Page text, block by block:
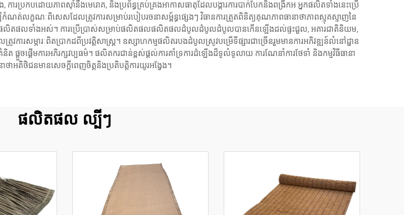
ប្រកបដោយភាពស៊ាំនឹងមេរោគ, និងប្រព័ន្ធគ្រប់គ្រងអាកាសធាតុដែលបង្ការការបាក់បែកនិងពង្រីកអ អ្នកផលិតទាំងនេះប្រើ
ក្ខណៈពិសេសដែលត្រូវការសម្រាប់របៀបរចនាសម្ព័ន្ធផ្សេងៗ វិធានការត្រួតពិនិត្យគុណភាពធានាថាភាពស្មុគស្មាញនៃ
នៅលើផលិតផលទាំងអស់។ ការប្រើប្រាស់សម្រាប់ផលិតផលផលិតផលដំបូលដំបូលដំបូលបានកើនឡើងដល់ផ្ទះជួល, អគារជាតិនិយម,
វការសម្ភារៈពិតប្រាកដពីប្រវត្តិសាស្រ្ត។ ឧស្សាហកម្មផលិតរបងដំបូលស្រូវបម្រើទីផ្សារជាច្រើនរួមមានការអភិវឌ្ឍន៍លំនៅដ្ឋាន
ផ្តើមការអភិរក្សវប្បធម៌។ ផលិតករជាន់ខ្ពស់ផ្តល់ការគាំទ្រការដំឡើងដ៏ទូលំទូលាយ ការណែនាំការថែទាំ និងកម្មវិធីធានា
ាថាអតិថិជនមានសេចក្តីពេញចិត្តនិងប្រតិបត្តិការយូរអង្វែង។
ផលិតផល ល្បីៗ